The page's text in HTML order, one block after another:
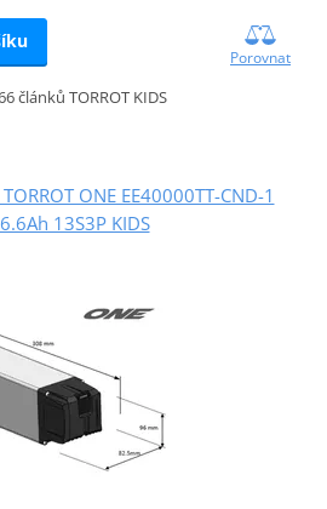
Porovnat
článků TORROT KIDS
ONE EE40000TT-CND-1
13S3P KIDS